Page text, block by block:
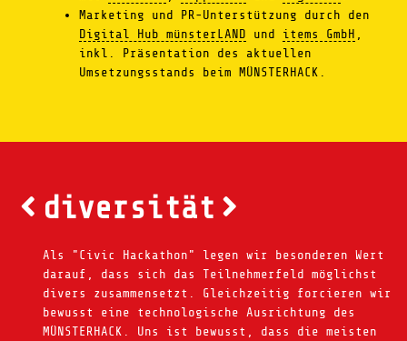
Marketing und PR-Unterstützung durch den
Digital Hub münsterLAND und items GmbH
inkl. Präsentation des aktuellen
Umsetzungsstands beim MÜNSTERHACK.
diversität
Als "Civic Hackathon" legen wir besonderen Wert
darauf, dass sich das Teilnehmerfeld möglichst
divers zusammensetzt. Gleichzeitig forcieren wir
bewusst eine technologische Ausrichtung des
MÜNSTERHACK. Uns ist bewusst, dass die meisten